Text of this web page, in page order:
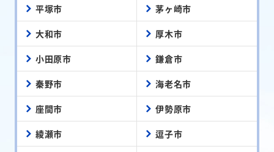
平塚市 茅ヶ崎市
大和市 厚木市
小田原市 鎌倉市
秦野市 海老名市
座間市 伊勢原市
綾瀬市 逗子市